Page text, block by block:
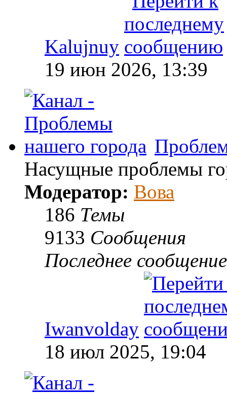
Kalujnuy
19 июн 2026, 13:39
Насущные проблемы
Модератор: Вова
186 Темы
9133 Сообщения
Последнее сообщение
Iwanvolday
18 июл 2025, 19:04